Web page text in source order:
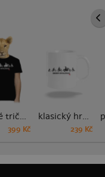
dětské tričko
399 Kč
klasický hrnek
239 Kč